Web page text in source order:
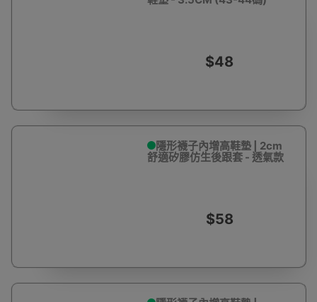
$48
隱形襪子內增高鞋墊 | 2cm
舒適矽膠仿生後跟套 - 透氣款
$58